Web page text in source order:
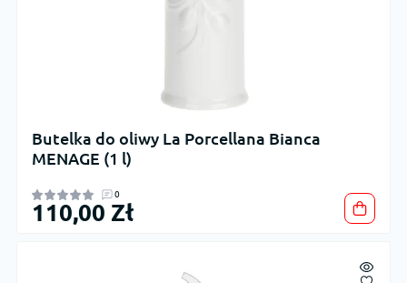
Butelka do oliwy La Porcellana Bianca
MENAGE (1 l)
0
110,00 Zł